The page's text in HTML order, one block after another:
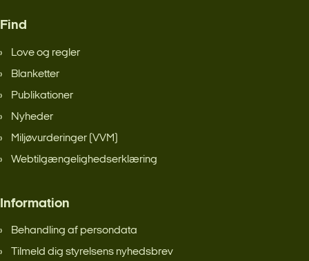
Find
Love og regler
Blanketter
Publikationer
Nyheder
Miljøvurderinger (VVM)
Webtilgængelighedserklæring
Information
Behandling af persondata
Tilmeld dig styrelsens nyhedsbrev